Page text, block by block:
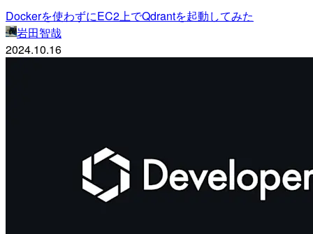
Dockerを使わずにEC2上でQdrantを起動してみた
岩田智哉
2024.10.16